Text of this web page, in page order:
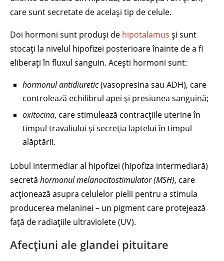
care sunt secretate de același tip de celule.
Doi hormoni sunt produși de hipotalamus și sunt
stocați la nivelul hipofizei posterioare înainte de a fi
eliberați în fluxul sanguin. Acești hormoni sunt:
hormonul antidiuretic(vasopresina sau ADH), care
controlează echilibrul apei și presiunea sanguină;
oxitocina, care stimulează contracțiile uterine în
timpul travaliului și secreția laptelui în timpul
alăptării.
Lobul intermediar al hipofizei (hipofiza intermediară)
secretă hormonul melanocitostimulator (MSH), care
acționează asupra celulelor pielii pentru a stimula
producerea melaninei – un pigment care protejează
față de radiațiile ultraviolete (UV).
Afecțiuni ale glandei pituitare